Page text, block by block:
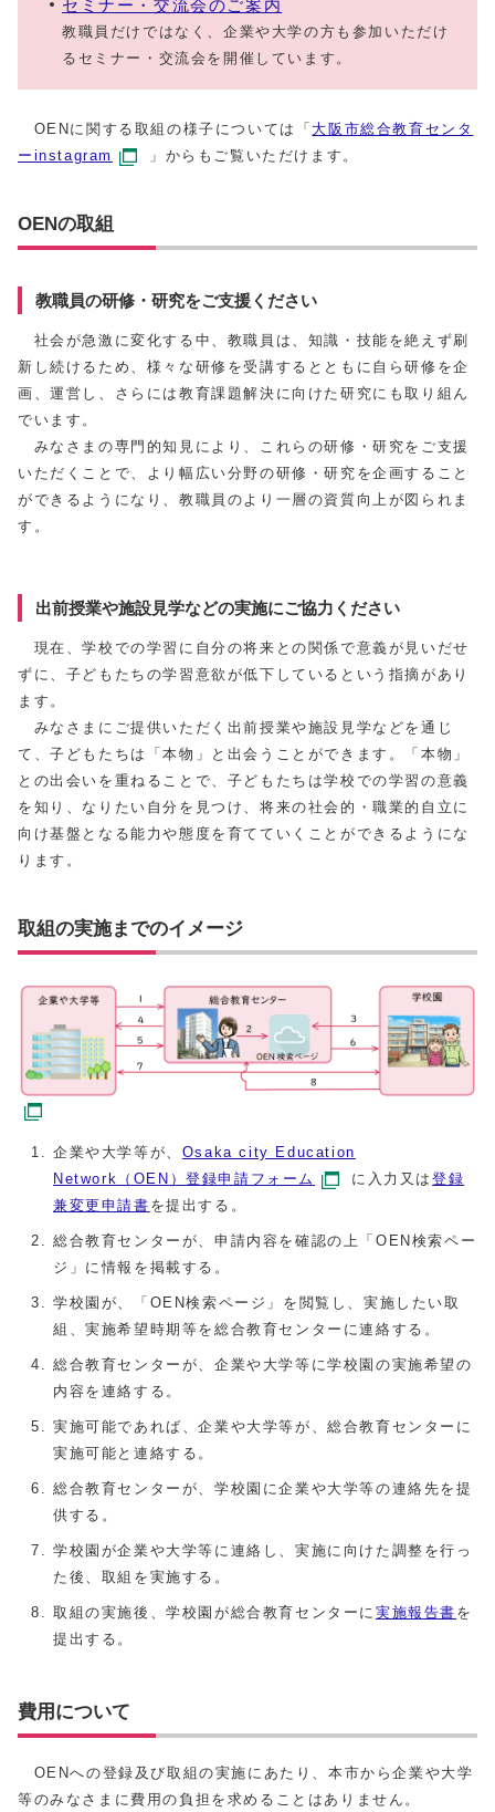
セミナー・交流会のご案内
教職員だけではなく、企業や大学の方も参加いただけ
るセミナー・交流会を開催しています。
OENに関する取組の様子については「 大阪市総合教育センタ
ーinstagram
」からもご覧いただけます。
OENの取組
教職員の研修・研究をご支援ください
社会が急激に変化する中、教職員は、知識・技能を絶えず刷
新し続けるため、様々な研修を受講するとともに自ら研修を企
画、運営し、さらには教育課題解決に向けた研究にも取り組ん
でいます。
みなさまの専門的知見により、これらの研修・研究をご支援
いただくことで、より幅広い分野の研修・研究を企画すること
ができるようになり、教職員のより一層の資質向上が図られま
す。
出前授業や施設見学などの実施にご協力ください
現在、学校での学習に自分の将来との関係で意義が見いだせ
ずに、子どもたちの学習意欲が低下しているという指摘があり
ます。
みなさまにご提供いただく出前授業や施設見学などを通じ
て、子どもたちは「本物」と出会うことができます。「本物」
との出会いを重ねることで、子どもたちは学校での学習の意義
を知り、なりたい自分を見つけ、将来の社会的・職業的自立に
向け基盤となる能力や態度を育てていくことができるようにな
ります。
取組の実施までのイメージ
企業や大学等が、 Osaka city Education
Network（OEN）登録申請フォーム
に入力又は 登録
兼変更申請書 を提出する。
総合教育センターが、申請内容を確認の上「OEN検索ペー
ジ」に情報を掲載する。
学校園が、「OEN検索ページ」を閲覧し、実施したい取
組、実施希望時期等を総合教育センターに連絡する。
総合教育センターが、企業や大学等に学校園の実施希望の
内容を連絡する。
実施可能であれば、企業や大学等が、総合教育センターに
実施可能と連絡する。
総合教育センターが、学校園に企業や大学等の連絡先を提
供する。
学校園が企業や大学等に連絡し、実施に向けた調整を行っ
た後、取組を実施する。
取組の実施後、学校園が総合教育センターに 実施報告書 を
提出する。
費用について
OENへの登録及び取組の実施にあたり、本市から企業や大学
等のみなさまに費用の負担を求めることはありません。